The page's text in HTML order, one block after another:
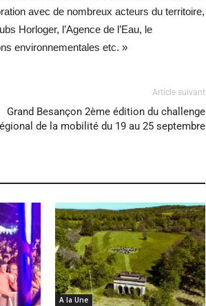
avec de nombreux acteurs du territoire,
Horloger, l’Agence de l’Eau, le
environnementales etc. »
Article suivant
Grand Besançon 2ème édition du challenge
de la mobilité du 19 au 25 septembre
A la Une